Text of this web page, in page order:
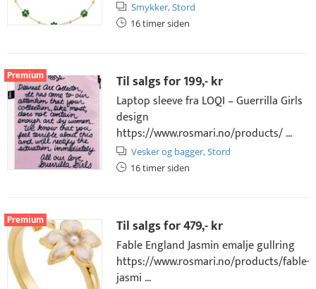
Smykker,Stord
16 timer siden
Premium Til salgs for199,- kr
Laptop sleeve fra LOQI – Guerrilla Girls
design
https://www.rosmari.no/products/ ...
Vesker og bagger,Stord
16 timer siden
Premium Til salgs for479,- kr
Fable England Jasmin emalje gullring
https://www.rosmari.no/products/fable-
jasmi ...